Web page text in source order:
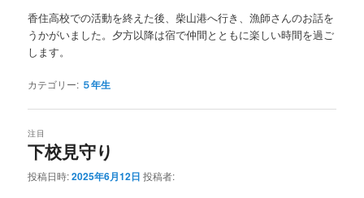
香住高校での活動を終えた後、柴山港へ行き、漁師さんのお話を
うかがいました。夕方以降は宿で仲間とともに楽しい時間を過ご
します。
カテゴリー: ５年生
下校見守り
注目
投稿日時:2025年6月12日 投稿者: